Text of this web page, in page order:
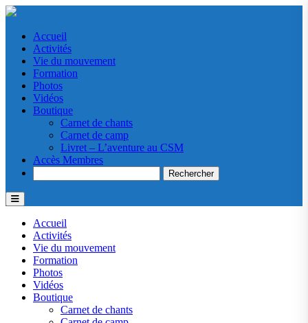
Accueil
Activités
Vie du mouvement
Formation
Photos
Vidéos
Boutique
Carnet de chants
Carnet de camp
Livret – L’aventure au CSM
Accès Membres
Accueil
Activités
Vie du mouvement
Formation
Photos
Vidéos
Boutique
Carnet de chants